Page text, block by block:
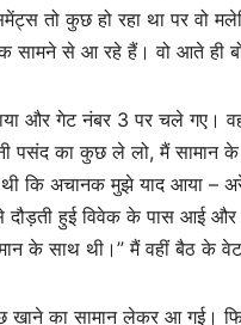
तो कुछ हो रहा था पर वो
सामने से आ रहे हैं। वो आते ही
और गेट नंबर 3 पर चले गए।
पसंद का कुछ ले लो, मैं सामान के
कि अचानक मुझे याद आया – अरे
दौड़ती हुई विवेक के पास आई
के साथ थी।” मैं वहीं बैठ
खाने का सामान लेकर आ गई।